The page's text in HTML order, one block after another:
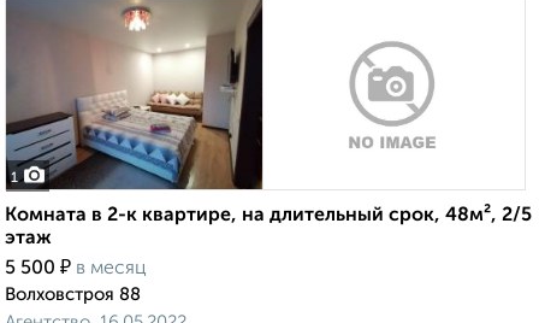
1
Комната в 2-к квартире, на длительный срок, 48м², 2/5
этаж
5 500 ₽ в месяц
Волховстроя 88